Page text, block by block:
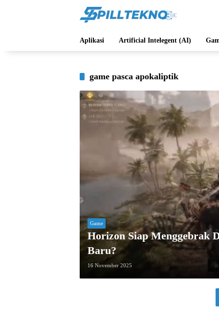
Aplikasi Artificial Intelegent (AI)
game pasca apokaliptik
Game
Horizon Siap Menggebrak
Baru?
16 November 2025